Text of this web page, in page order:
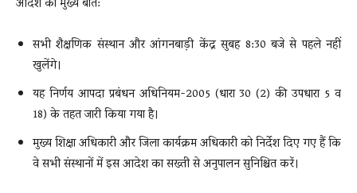
सभी शैक्षणिक संस्थान और आंगनबाड़ी केंद्र सुबह 8:30 बजे से पहले नहीं
खुलेंगे।
यह निर्णय आपदा प्रबंधन अधिनियम-2005 (धारा 30 (2) की उपधारा 5 व
18) के तहत जारी किया गया है।
मुख्य शिक्षा अधिकारी और जिला कार्यक्रम अधिकारी को निर्देश दिए गए हैं कि
वे सभी संस्थानों में इस आदेश का सख्ती से अनुपालन सुनिश्चित करें।